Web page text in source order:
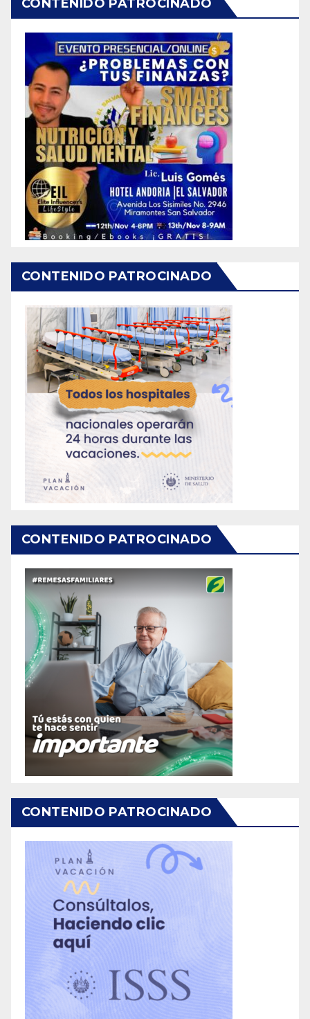
CONTENIDO PATROCINADO
CONTENIDO PATROCINADO
CONTENIDO PATROCINADO
CONTENIDO PATROCINADO